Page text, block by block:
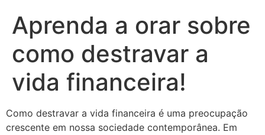
Aprenda a orar sobre
como destravar a
vida financeira!
Como destravar a vida financeira é uma preocupação
crescente em nossa sociedade contemporânea. Em